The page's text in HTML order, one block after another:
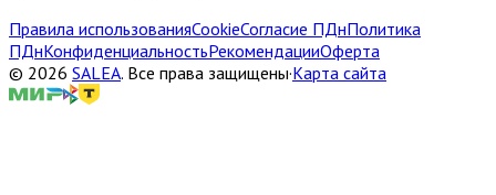
Правила использованияCookieСогласие ПДнПолитика
ПДнКонфиденциальностьРекомендацииОферта
© 2026 SALEA. Все права защищены·Карта сайта